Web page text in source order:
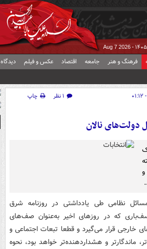
Aug 7 2026
فرهنگ و هنر جامعه اقتصاد عکس و فیلم دیدگاه
۱ نظر
چاپ
دولت‌های نالان
نظامی طی یادداشتی در روزنامه شرق
که در روزهای اخیر به‌عنوان صف‌های
خارجی قرار می‌گیرد و قطعا تبعات اجتماعی و
ماندگارتر و هشداردهنده‌تر خواهد بود، نحوه